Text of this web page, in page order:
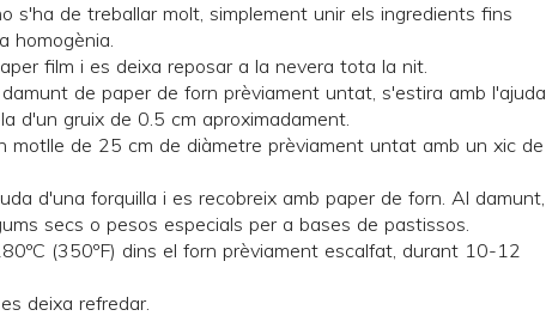
s'ha de treballar molt, simplement unir els ingredients fins
homogènia.
film i es deixa reposar a la nevera tota la nit.
de paper de forn prèviament untat, s'estira amb l'ajuda
d'un gruix de 0.5 cm aproximadament.
motlle de 25 cm de diàmetre prèviament untat amb un xic de
d'una forquilla i es recobreix amb paper de forn. Al damunt,
secs o pesos especials per a bases de pastissos.
(350ºF) dins el forn prèviament escalfat, durant 10-12
deixa refredar.